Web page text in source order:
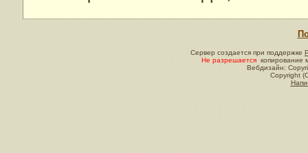
Сервер создается при поддержке
Не разрешается копирование
Вебдизайн:
Copyright